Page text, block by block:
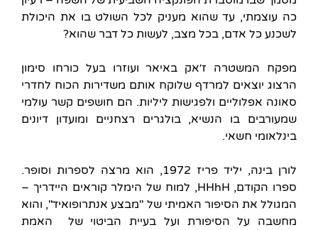
כה עוצמתי, עד שהוא מעניק לכל השולט בו את היכולת
לשכנע כל אדם, בכל מצב, לעשות כל דבר שהוא?
מפקח המשטרה ז׳אק באיאר ועוזרו בעל כורחו סימון
הרצוג יוצאים למרדף שלוקח אותם משדירות הכוח לחדרי
סאונה אפלוליים ולפגישות ליליות. הם חושפים קשר עולמי
שמעורבים בו הנשיא, בולגרים רצחניים ומועדון דיונים
בינלאומי חשאי.
לורן בינה, יליד פריז 1972, הוא מרצה לספרות וסופר.
ספרו הקודם, HHhH, למוח של הימלר קוראים היידריך –
המגולל את הסיפור האמיתי של "מבצע אנתרופואיד", והוא
מחשבה על הסיפורת ועל בעיית הביטוי של האמת